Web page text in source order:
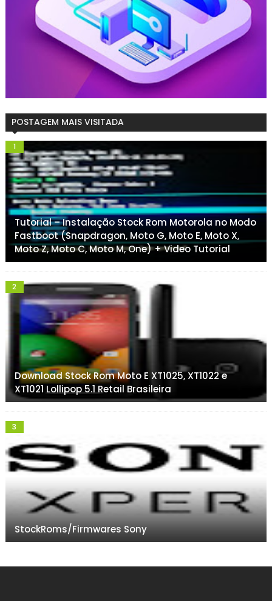
POSTAGEM MAIS VISITADA
Tutorial – Instalação Stock Rom Motorola no Modo
Fastboot (Snapdragon, Moto G, Moto E, Moto X,
Moto Z, Moto C, Moto M, One) + Video Tutorial
Download Stock Rom Moto E XT1025, XT1022 e
XT1021 Lollipop 5.1 Retail Brasileira
StockRoms/Firmwares Sony